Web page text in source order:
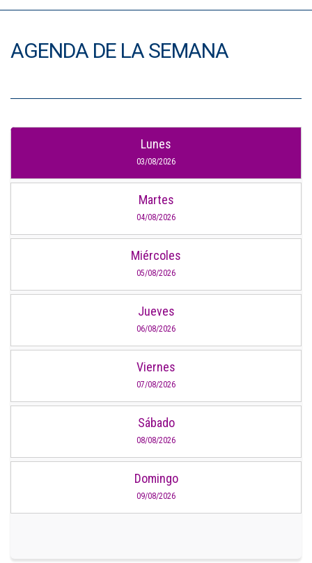
AGENDA DE LA SEMANA
Lunes
03/08/2026
Martes
04/08/2026
Miércoles
05/08/2026
Jueves
06/08/2026
Viernes
07/08/2026
Sábado
08/08/2026
Domingo
09/08/2026